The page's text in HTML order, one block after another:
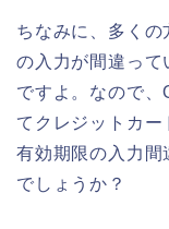
ちなみに、多く
の入力が間違って
ですよ。なので
てクレジットカー
有効期限の入力間
でしょうか？